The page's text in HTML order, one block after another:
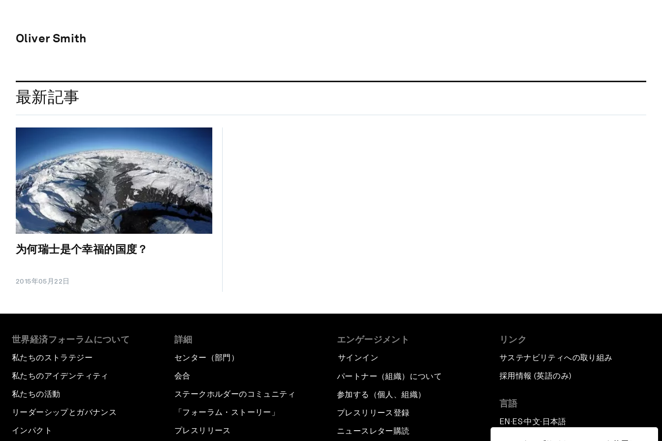
Oliver Smith
最新記事
为何瑞士是个幸福的国度？
2015年05月22日
世界経済フォーラムについて
私たちのストラテジー
私たちのアイデンティティ
私たちの活動
リーダーシップとガバナンス
インパクト
詳細
センター（部門）
会合
ステークホルダーのコミュニティ
「フォーラム・ストーリー」
プレスリリース
エンゲージメント
サインイン
パートナー（組織）について
参加する（個人、組織）
プレスリリース登録
ニュースレター購読
リンク
サステナビリティへの取り組み
採用情報 (英語のみ)
言語
EN ▪ES▪中文▪ 日本語